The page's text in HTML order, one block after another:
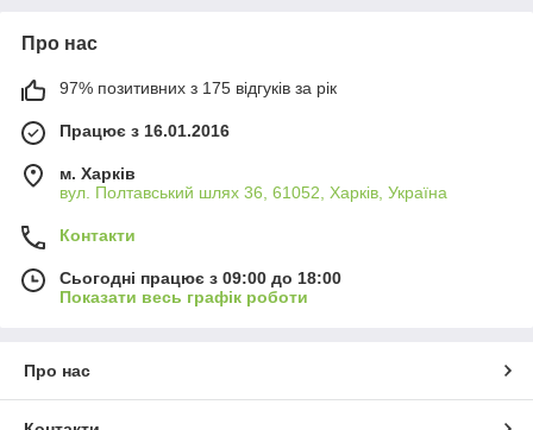
шкірою.
створення ідеальних умов для сну в будь-яку пору року,
забезпечуючи свіжість і затишок у вашому будинку.
Про нас
97% позитивних з 175 відгуків за рік
Працює з 16.01.2016
м. Харків
вул. Полтавський шлях 36, 61052, Харків, Україна
Контакти
Сьогодні працює з 09:00 до 18:00
Показати весь графік роботи
Про нас